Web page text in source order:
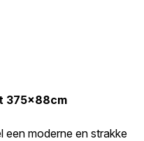
375x88cm
moderne en strakke